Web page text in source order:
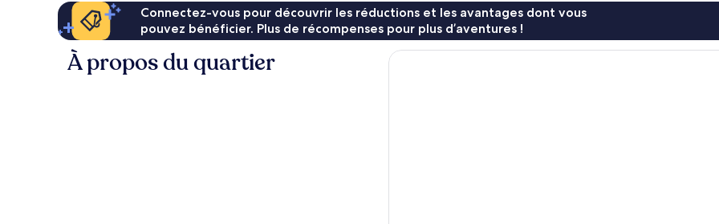
Connectez-vous pour découvrir les réductions et les avantages dont vous
pouvez bénéficier. Plus de récompenses pour plus d’aventures !
À propos du quartier